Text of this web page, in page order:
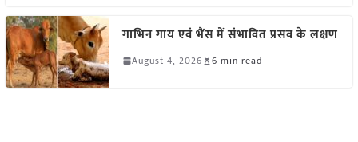
गाभिन गाय एवं भैंस में संभावित प्रसव के लक्षण
August 4, 2026 6 min read